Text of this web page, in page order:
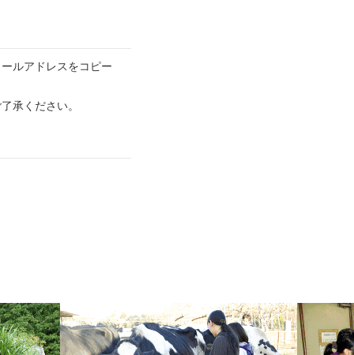
ルアドレスをコピー
承ください。